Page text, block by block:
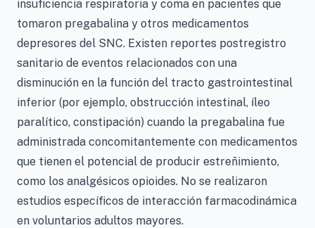
insuficiencia respiratoria y coma en pacientes que
tomaron pregabalina y otros medicamentos
depresores del SNC. Existen reportes postregistro
sanitario de eventos relacionados con una
disminución en la función del tracto gastrointestinal
inferior (por ejemplo, obstrucción intestinal, íleo
paralítico, constipación) cuando la pregabalina fue
administrada concomitantemente con medicamentos
que tienen el potencial de producir estreñimiento,
como los analgésicos opioides. No se realizaron
estudios específicos de interacción farmacodinámica
en voluntarios adultos mayores.